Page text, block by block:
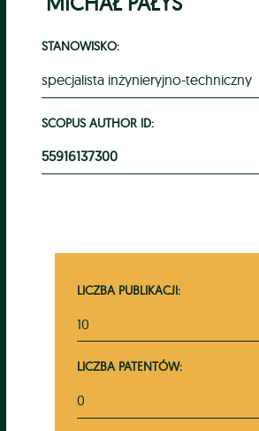
STANOWISKO:
specjalista inżynieryjno-techniczny
SCOPUS AUTHOR ID:
55916137300
LICZBA PUBLIKACJI:
10
LICZBA PATENTÓW:
0